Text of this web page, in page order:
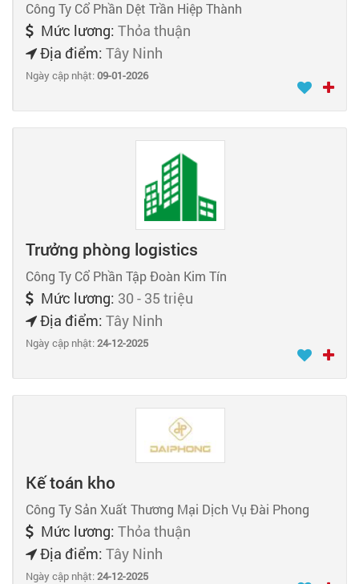
Công Ty Cổ Phần Dệt Trần Hiệp Thành
Mức lương: Thỏa thuận
Địa điểm: Tây Ninh
Ngày cập nhật:09-01-2026
Trưởng phòng logistics
Công Ty Cổ Phần Tập Đoàn Kim Tín
Mức lương: 30 - 35 triệu
Địa điểm: Tây Ninh
Ngày cập nhật:24-12-2025
Kế toán kho
Công Ty Sản Xuất Thương Mại Dịch Vụ Đài Phong
Mức lương: Thỏa thuận
Địa điểm: Tây Ninh
Ngày cập nhật:24-12-2025